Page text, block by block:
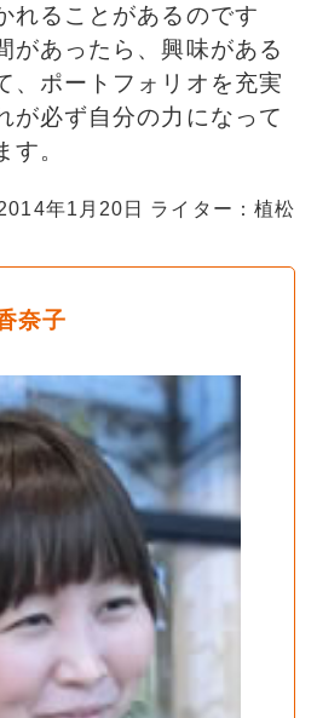
れることがあるのです
があったら、興味がある
、ポートフォリオを充実
が必ず自分の力になって
す。
年1月20日 ライター：植松
奈子